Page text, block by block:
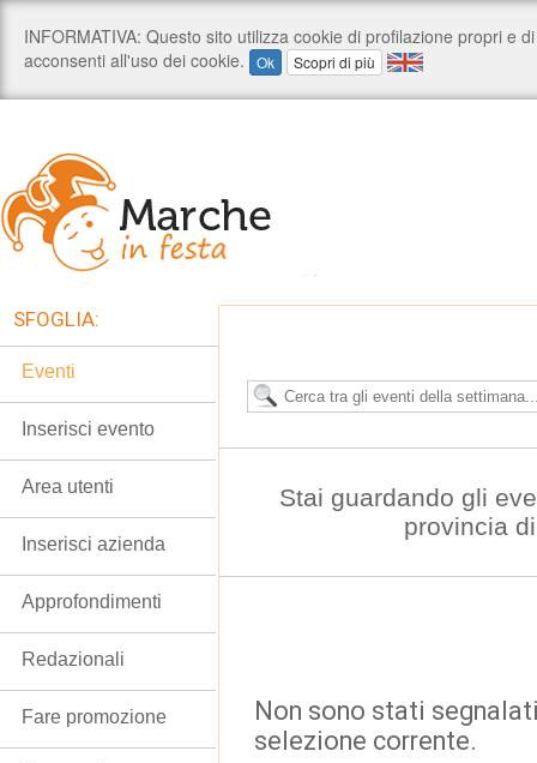
Stai guardando gli
provincia
Non sono stati
selezione corrente.
SFOGLIA:
Eventi
Inserisci evento
Area utenti
Inserisci azienda
Approfondimenti
Redazionali
Fare promozione